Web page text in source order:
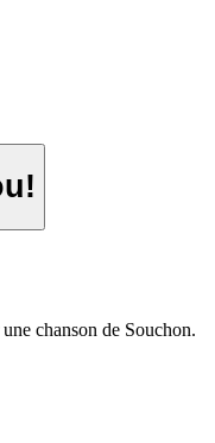
chanson de Souchon.